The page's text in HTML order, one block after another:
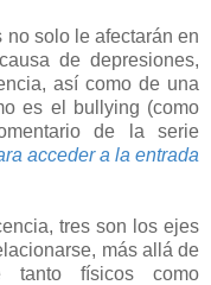
no solo le afectarán en
de depresiones,
así como de una
es el bullying (como
de la serie
acceder a la entrada
tres son los ejes
más allá de
tanto físicos como